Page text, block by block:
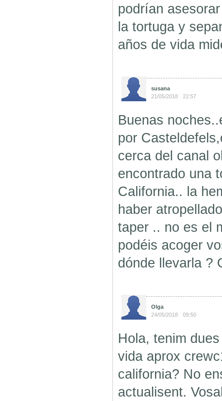
podrían
la tortuga y
años de vida
susana
21/05/2018
22:57
Buenas
por
cerca del canal
encontrado una
California.. la
haber
taper .. no es el
podéis acoger
dónde llevarla ?
Olga
24/05/2018
09:50
Hola, tenim
vida aprox
california? No
actualisent.